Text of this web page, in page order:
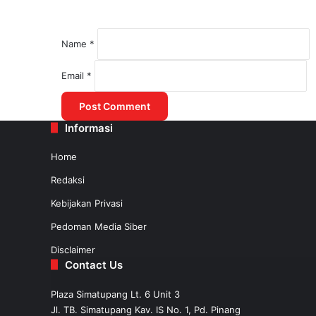
Kemenhub Lakukan Kajian untuk
Name *
Email *
Informasi
Home
Redaksi
Kebijakan Privasi
Pedoman Media Siber
Disclaimer
Contact Us
Plaza Simatupang Lt. 6 Unit 3
Jl. TB. Simatupang Kav. IS No. 1, Pd. Pinang